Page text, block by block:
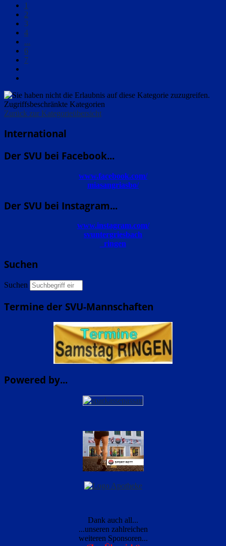
1
2
3
4
...
6
7
Zugriffsbeschränkte Kategorien
Zurück zur Kategorieübersicht
International
Der SVU bei Facebook...
www.facebook.com/
miasangriasbo/
Der SVU bei Instagram...
www.instagram.com/
svuntergriesbach
_ringen
Suchen
Suchen
Termine der SVU-Mannschaften
Powered by...
Dank auch all...
...unseren zahlreichen
weiteren Sponsoren...